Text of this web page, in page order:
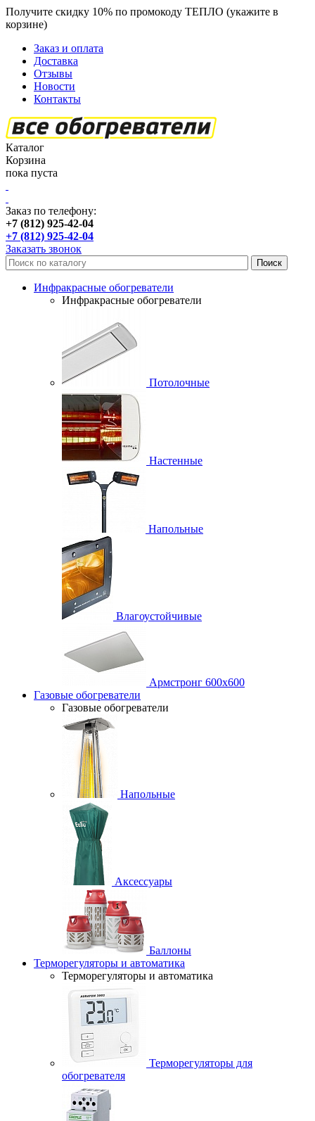
Получите скидку 10% по промокоду ТЕПЛО (укажите в
корзине)
Заказ и оплата
Доставка
Отзывы
Новости
Контакты
Каталог
Корзина
пока пуста
Заказ по телефону:
+7 (812) 925-42-04
+7 (812) 925-42-04
Заказать звонок
Инфракрасные обогреватели
Инфракрасные обогреватели
Потолочные
Настенные
Напольные
Влагоустойчивые
Армстронг 600х600
Газовые обогреватели
Газовые обогреватели
Напольные
Аксессуары
Баллоны
Терморегуляторы и автоматика
Терморегуляторы и автоматика
Терморегуляторы для
обогревателя